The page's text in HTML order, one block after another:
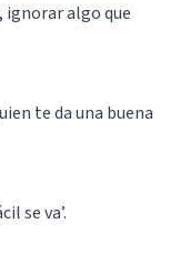
ignorar algo que
te da una buena
se va’.